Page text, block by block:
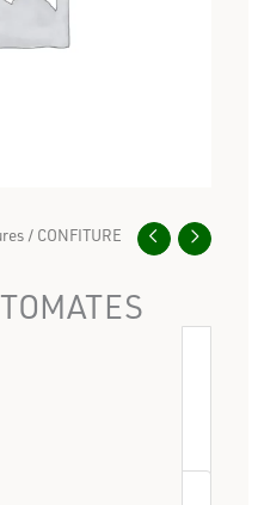
/ CONFITURE